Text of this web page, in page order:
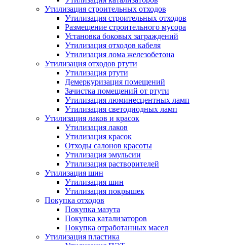
Утилизация строительных отходов
Утилизация строительных отходов
Размещение строительного мусора
Установка боковых заграждений
Утилизация отходов кабеля
Утилизация лома железобетона
Утилизация отходов ртути
Утилизация ртути
Демеркуризация помещений
Зачистка помещений от ртути
Утилизация люминесцентных ламп
Утилизация светодиодных ламп
Утилизация лаков и красок
Утилизация лаков
Утилизация красок
Отходы салонов красоты
Утилизация эмульсии
Утилизация растворителей
Утилизация шин
Утилизация шин
Утилизация покрышек
Покупка отходов
Покупка мазута
Покупка катализаторов
Покупка отработанных масел
Утилизация пластика